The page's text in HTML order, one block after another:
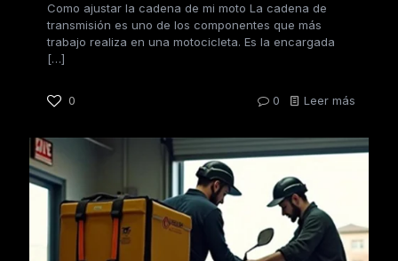
Como ajustar la cadena de mi moto La cadena de
transmisión es uno de los componentes que más
trabajo realiza en una motocicleta. Es la encargada
[…]
0 0 Leer más